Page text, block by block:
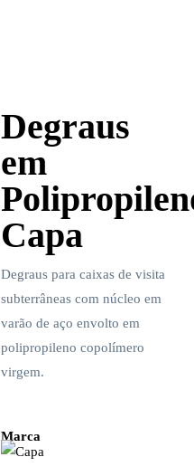
Degraus
em
Capa
Degraus para caixas de visita
subterrâneas com núcleo em
varão de aço envolto em
polipropileno copolímero
virgem.
Marca